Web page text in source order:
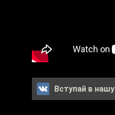
Вступай в нашу